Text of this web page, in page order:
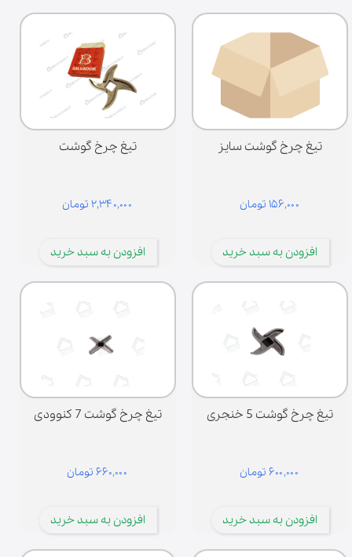
تیغ چرخ گوشت سایز
۱۵۶,۰۰۰ تومان
افزودن به سبد خرید
تیغ چرخ گوشت
۲,۳۴۰,۰۰۰ تومان
افزودن به سبد خرید
تیغ چرخ گوشت 5 خنجری
۶۰۰,۰۰۰ تومان
افزودن به سبد خرید
تیغ چرخ گوشت 7 کنوودی
۶۶۰,۰۰۰ تومان
افزودن به سبد خرید